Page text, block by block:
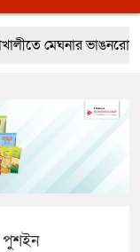
মেঘনার ভাঙনরোধে
পুশইন